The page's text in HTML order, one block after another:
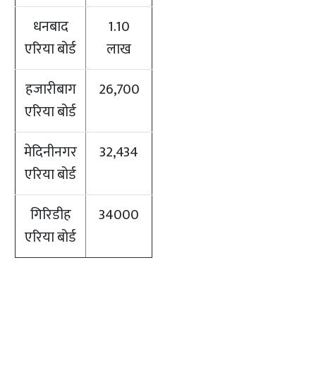
धनबाद
एरिया बोर्ड
1.10
लाख
हजारीबाग
एरिया बोर्ड
26,700
मेदिनीनगर
एरिया बोर्ड
32,434
गिरिडीह
एरिया बोर्ड
34000